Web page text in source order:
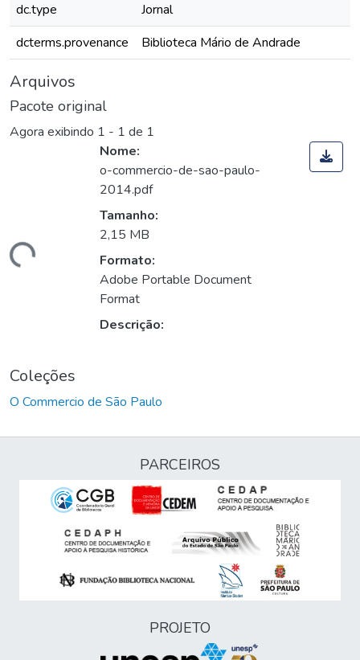
dc.type
Jornal
dcterms.provenance
Biblioteca Mário de Andrade
Arquivos
Pacote original
Agora exibindo 1 - 1 de 1
Nome:
o-commercio-de-sao-paulo-
2014.pdf
Tamanho:
2,15 MB
Formato:
Adobe Portable Document
Format
Descrição:
Coleções
O Commercio de São Paulo
PARCEIROS
PROJETO